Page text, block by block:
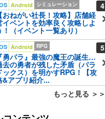
4
Android シミュレーション
【おねがい社長！攻略】店舗経
イベントを効率良く攻略しよ
！（イベント一覧あり）
5
Android RPG
『勇パラ』最強の魔王の誕生…
去の勇者が残した矛盾（パラ
ックス）を明かすRPG！【攻
&アプリ紹介...
もっと見る ＞＞